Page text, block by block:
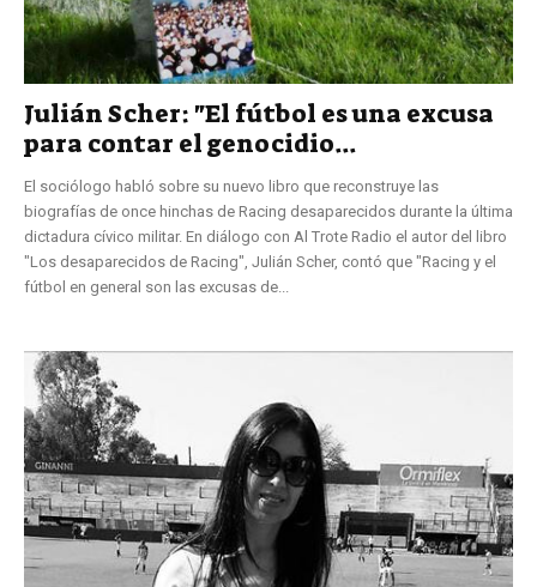
Julián Scher: "El fútbol es una excusa
para contar el genocidio...
El sociólogo habló sobre su nuevo libro que reconstruye las
biografías de once hinchas de Racing desaparecidos durante la última
dictadura cívico militar. En diálogo con Al Trote Radio el autor del libro
"Los desaparecidos de Racing", Julián Scher, contó que "Racing y el
fútbol en general son las excusas de...